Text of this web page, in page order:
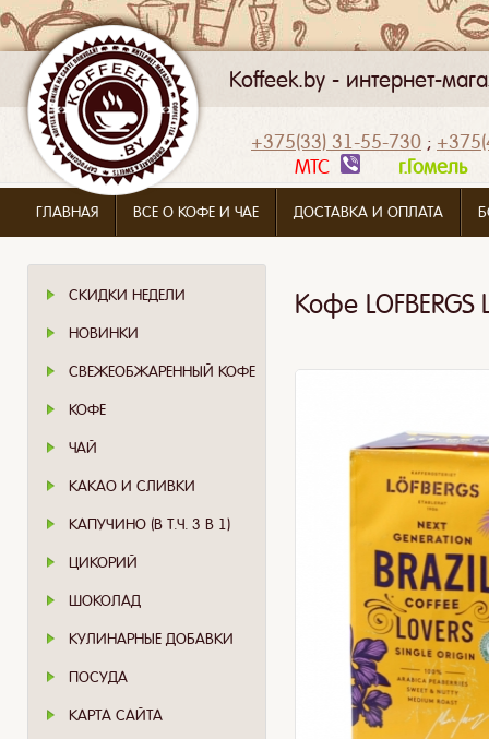
Koffeek.by - интернет-
+375(33) 31-55-730 ;
МТС
ГЛАВНАЯ ВСЕ О КОФЕ И ЧАЕ ДОСТАВКА И ОПЛАТА
СКИДКИ НЕДЕЛИ
НОВИНКИ
СВЕЖЕОБЖАРЕННЫЙ КОФЕ
КОФЕ
ЧАЙ
КАКАО И СЛИВКИ
КАПУЧИНО (В Т.Ч. 3 В 1)
ЦИКОРИЙ
ШОКОЛАД
КУЛИНАРНЫЕ ДОБАВКИ
ПОСУДА
КАРТА САЙТА
Кофе